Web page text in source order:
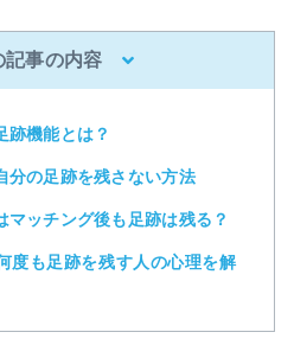
記事の内容
跡機能とは？
分の足跡を残さない方法
マッチング後も足跡は残る？
度も足跡を残す人の心理を解